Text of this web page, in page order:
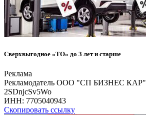
Сверхвыгодное «ТО» до 3 лет и старше
Реклама
Рекламодатель ООО "СП БИЗНЕС КАР"
2SDnjcSv5Wo
ИНН: 7705040943
Скопировать ссылку